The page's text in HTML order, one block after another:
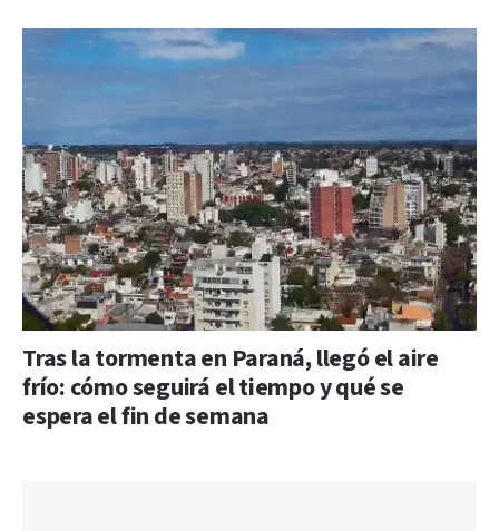
Tras la tormenta en Paraná, llegó el aire
frío: cómo seguirá el tiempo y qué se
espera el fin de semana